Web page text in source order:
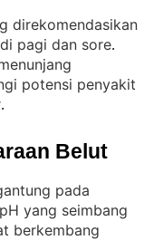
direkomendasikan
pagi dan sore
potensi penyakit
.
Belut
pada
yang seimbang
berkembang